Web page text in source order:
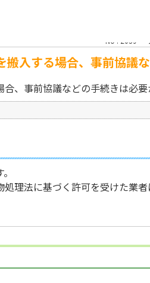
No : 2039
入する場合、事前協議な
、事前協議などの手続きは必要
理法に基づく許可を受けた業